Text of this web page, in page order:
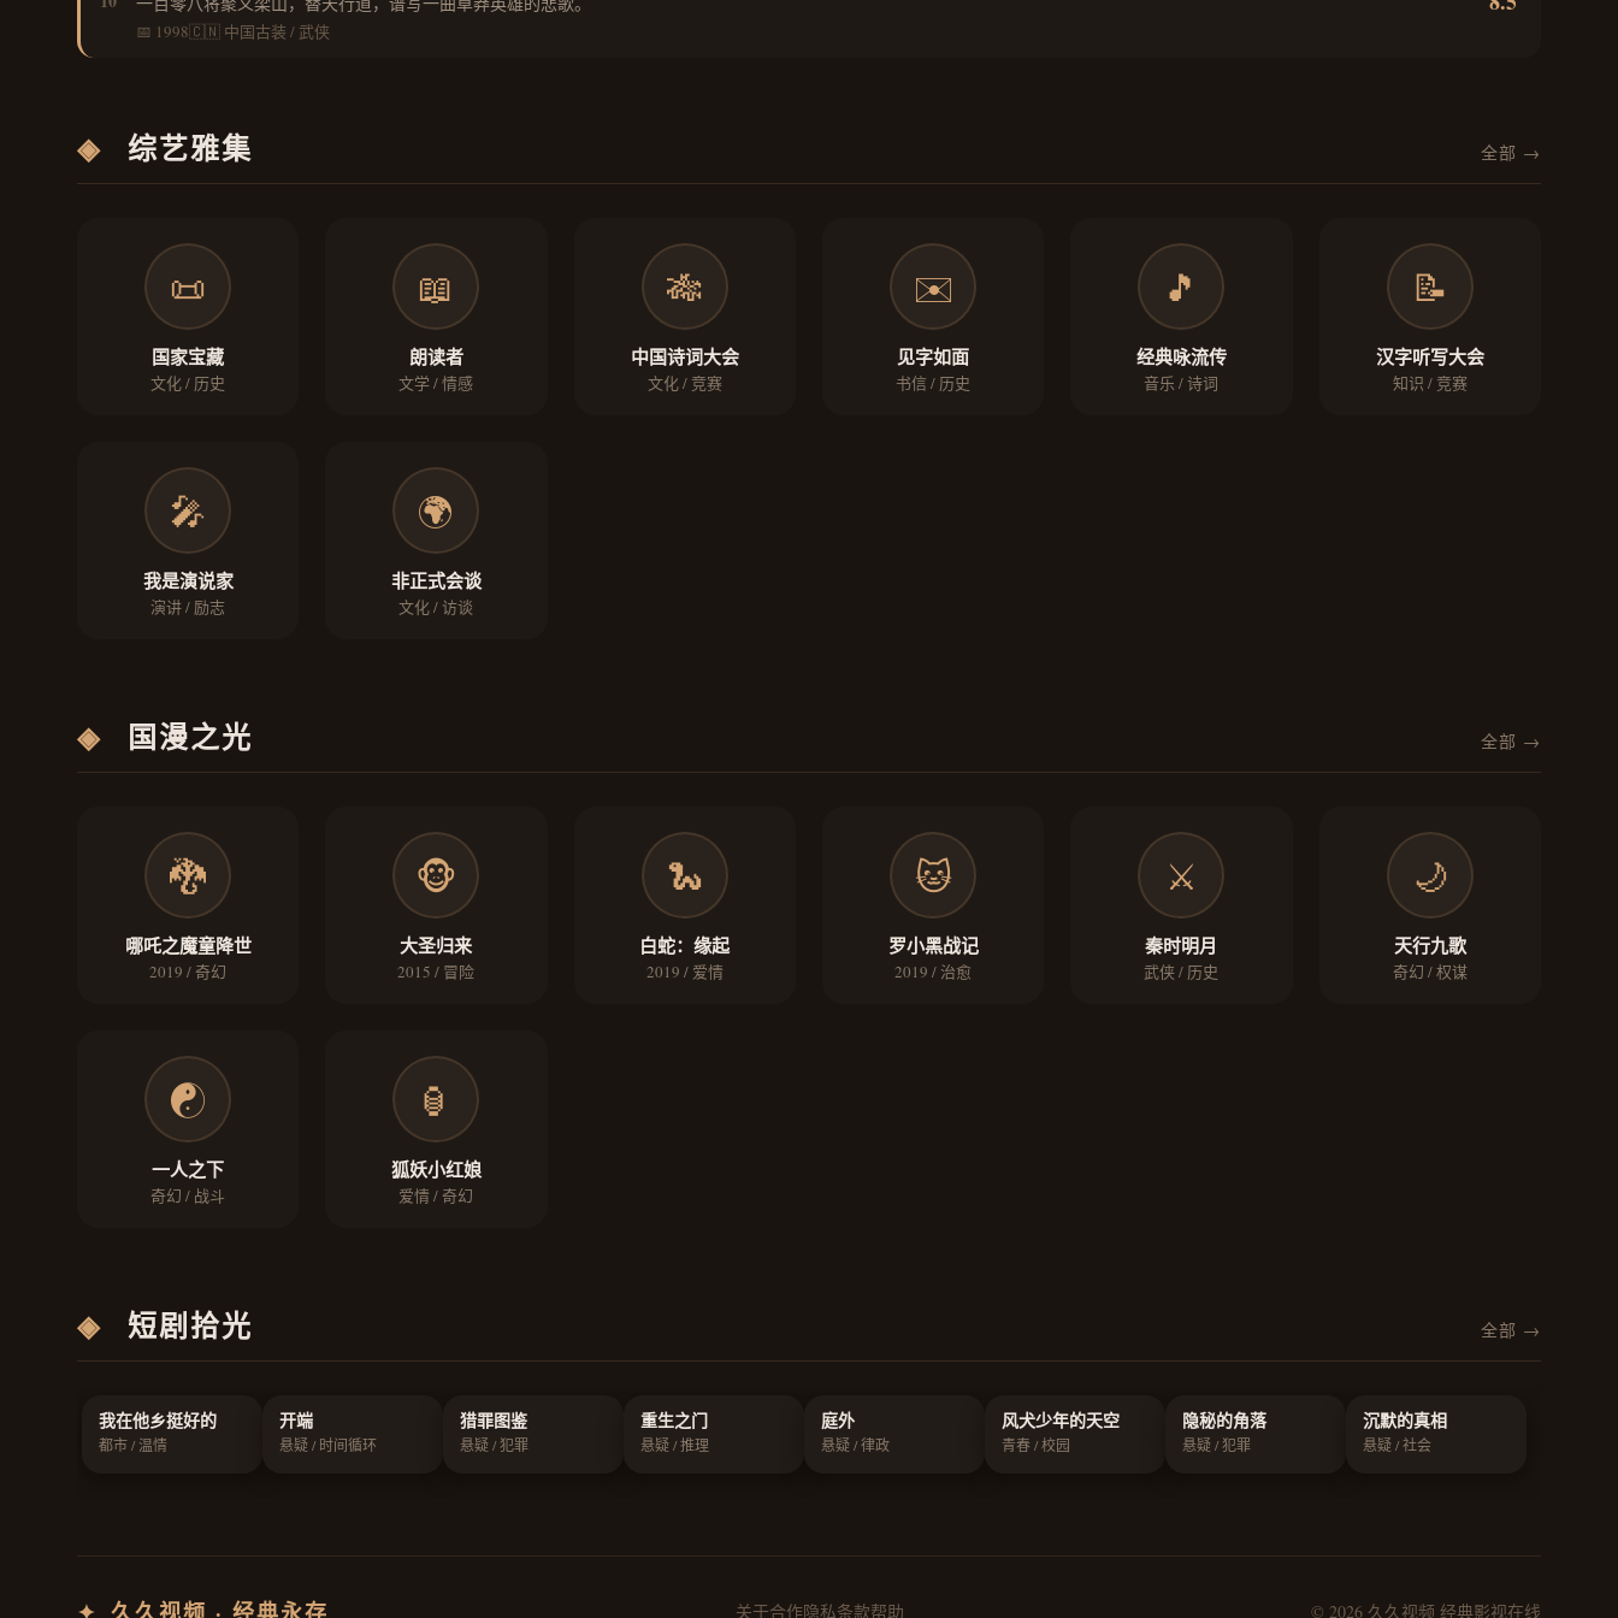
📅 1998🇨🇳 中国古装 / 武侠
◈ 综艺雅集 全部 →
📜
国家宝藏
文化 / 历史
📖
朗读者
文学 / 情感
🎋
中国诗词大会
文化 / 竞赛
✉️
见字如面
书信 / 历史
🎵
经典咏流传
音乐 / 诗词
📝
汉字听写大会
知识 / 竞赛
🎤
我是演说家
演讲 / 励志
🌍
非正式会谈
文化 / 访谈
◈ 国漫之光 全部 →
🐉
哪吒之魔童降世
2019 / 奇幻
🐵
大圣归来
2015 / 冒险
🐍
白蛇：缘起
2019 / 爱情
🐱
罗小黑战记
2019 / 治愈
⚔️
秦时明月
武侠 / 历史
🌙
天行九歌
奇幻 / 权谋
☯️
一人之下
奇幻 / 战斗
🏮
狐妖小红娘
爱情 / 奇幻
◈ 短剧拾光 全部 →
我在他乡挺好的
都市 / 温情
开端
悬疑 / 时间循环
猎罪图鉴
悬疑 / 犯罪
重生之门
悬疑 / 推理
庭外
悬疑 / 律政
风犬少年的天空
青春 / 校园
隐秘的角落
悬疑 / 犯罪
沉默的真相
悬疑 / 社会
关于合作隐私条款帮助 © 2026 久久视频 经典影视在线